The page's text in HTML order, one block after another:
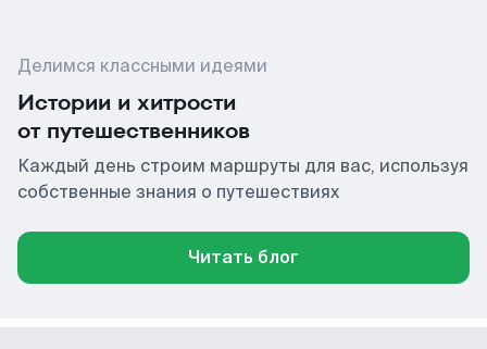
Делимся классными идеями
Истории и хитрости
от путешественников
Каждый день строим маршруты для вас, используя
собственные знания о путешествиях
Читать блог